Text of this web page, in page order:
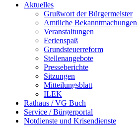
Aktuelles
Grußwort der Bürgermeister
Amtliche Bekanntmachungen
Veranstaltungen
Ferienspaß
Grundsteuerreform
Stellenangebote
Presseberichte
Sitzungen
Mitteilungsblatt
ILEK
Rathaus / VG Buch
Service / Bürgerportal
Notdienste und Krisendienste